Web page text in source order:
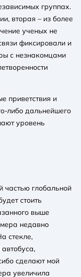
группах.
вторая – из более
ученых не
фиксировали и
с незнакомцами
приветствия и
либо дальнейшего
уровень
частью глобальной
стоить
выше
недавно
стекле,
сделают мой
увеличила